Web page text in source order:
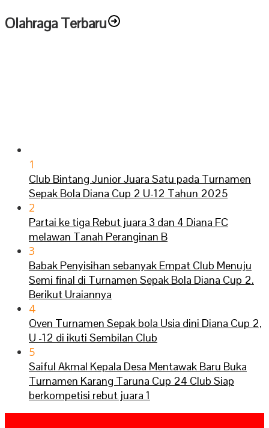
Olahraga Terbaru
1
Club Bintang Junior Juara Satu pada Turnamen
Sepak Bola Diana Cup 2 U-12 Tahun 2025
2
Partai ke tiga Rebut juara 3 dan 4 Diana FC
melawan Tanah Peranginan B
3
Babak Penyisihan sebanyak Empat Club Menuju
Semi final di Turnamen Sepak Bola Diana Cup 2.
Berikut Uraiannya
4
Oven Turnamen Sepak bola Usia dini Diana Cup 2,
U -12 di ikuti Sembilan Club
5
Saiful Akmal Kepala Desa Mentawak Baru Buka
Turnamen Karang Taruna Cup 24 Club Siap
berkompetisi rebut juara 1